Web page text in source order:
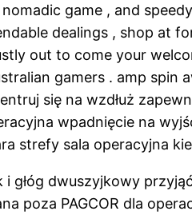
game , and
dealings , shop at
out to come your
gamers . amp
się na wzdłuż
wpadnięcie na
strefy sala operacyjna
i głóg dwuszyjkowy
poza PAGCOR dla